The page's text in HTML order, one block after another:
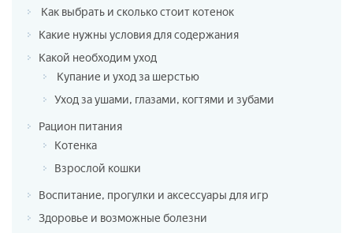
Как выбрать и сколько стоит котенок
Какие нужны условия для содержания
Какой необходим уход
Купание и уход за шерстью
Уход за ушами, глазами, когтями и зубами
Рацион питания
Котенка
Взрослой кошки
Воспитание, прогулки и аксессуары для игр
Здоровье и возможные болезни